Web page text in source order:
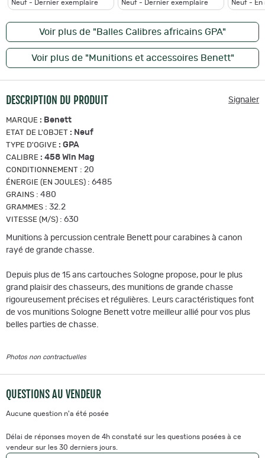
Neuf - Dernier exemplaire Neuf - Dernier exemplaire Neuf - En
Voir plus de "Balles Calibres africains GPA"
Voir plus de "Munitions et accessoires Benett"
DESCRIPTION DU PRODUIT Signaler
MARQUE : Benett
ETAT DE L'OBJET : Neuf
TYPE D'OGIVE : GPA
CALIBRE : 458 Win Mag
CONDITIONNEMENT : 20
ÉNERGIE (EN JOULES) : 6485
GRAINS : 480
GRAMMES : 32.2
VITESSE (M/S) : 630
Munitions à percussion centrale Benett pour carabines à canon
rayé de grande chasse.
Depuis plus de 15 ans cartouches Sologne propose, pour le plus
grand plaisir des chasseurs, des munitions de grande chasse
rigoureusement précises et régulières. Leurs caractéristiques font
de vos munitions Sologne Benett votre meilleur allié pour vos plus
belles parties de chasse.
Photos non contractuelles
QUESTIONS AU VENDEUR
Aucune question n'a été posée
Délai de réponses moyen de 4h constaté sur les questions posées à ce
vendeur sur les 30 derniers jours.